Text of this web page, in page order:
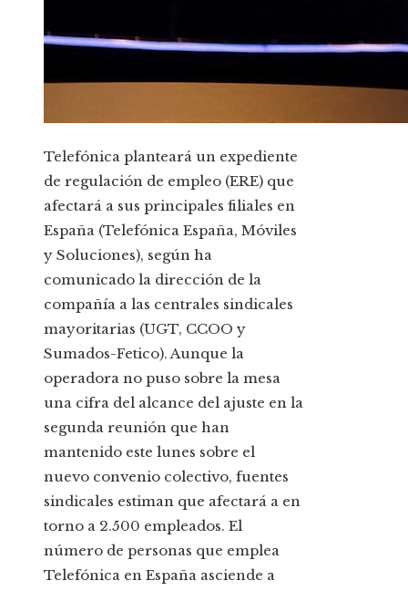
Telefónica planteará un expediente
de regulación de empleo (ERE) que
afectará a sus principales filiales en
España (Telefónica España, Móviles
y Soluciones), según ha
comunicado la dirección de la
compañía a las centrales sindicales
mayoritarias (UGT, CCOO y
Sumados-Fetico). Aunque la
operadora no puso sobre la mesa
una cifra del alcance del ajuste en la
segunda reunión que han
mantenido este lunes sobre el
nuevo convenio colectivo, fuentes
sindicales estiman que afectará a en
torno a 2.500 empleados. El
número de personas que emplea
Telefónica en España asciende a